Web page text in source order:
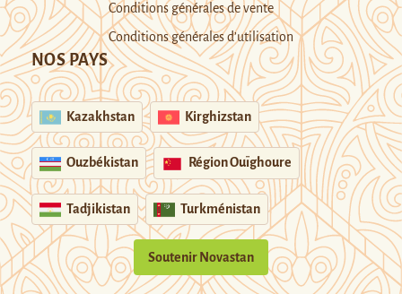
Conditions générales de vente
Conditions générales d’utilisation
NOS PAYS
Kazakhstan Kirghizstan
Ouzbékistan Région Ouïghoure
Tadjikistan Turkménistan
Soutenir Novastan